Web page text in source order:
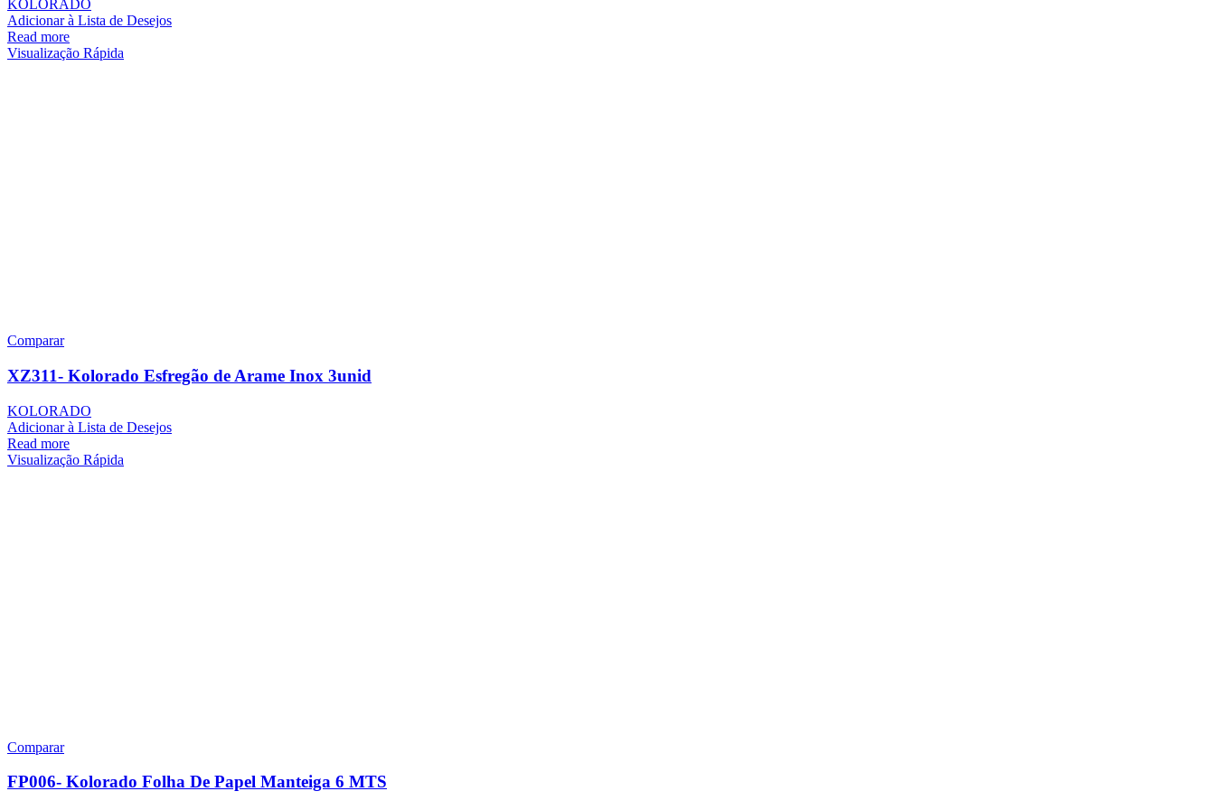
KOLORADO
Adicionar à Lista de Desejos
Read more
Visualização Rápida
Comparar
XZ311- Kolorado Esfregão de Arame Inox 3unid
KOLORADO
Adicionar à Lista de Desejos
Read more
Visualização Rápida
Comparar
FP006- Kolorado Folha De Papel Manteiga 6 MTS